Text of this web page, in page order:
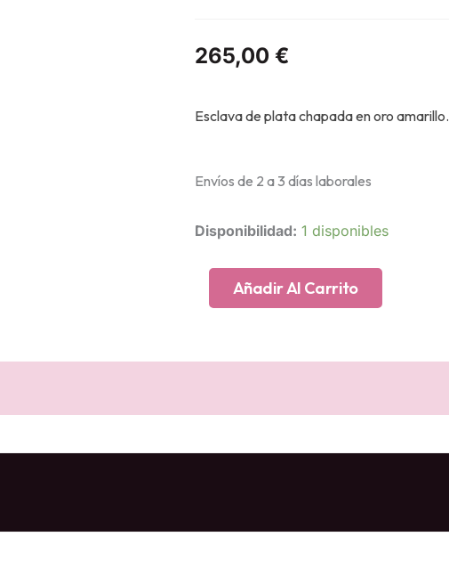
265,00 €
Esclava de plata chapada en oro amarillo.
Envíos de 2 a 3 días laborales
Disponibilidad: 1 disponibles
Esclava
bolas
chapadaAñadir Al Carrito